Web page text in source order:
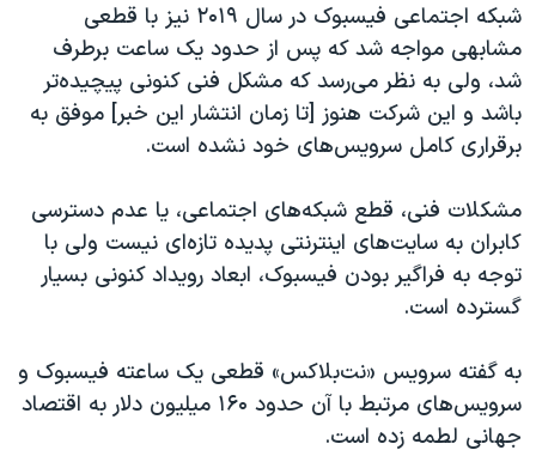
شبکه اجتماعی فیسبوک در سال ۲۰۱۹ نیز با قطعی
مشابهی مواجه شد که پس از حدود یک ساعت برطرف
شد، ولی به نظر می‌رسد که مشکل فنی کنونی پیچیده‌تر
باشد و این شرکت هنوز [تا زمان انتشار این خبر]‌ موفق به
برقراری کامل سرویس‌های خود نشده است.
مشکلات فنی، قطع شبکه‌های اجتماعی، یا عدم دسترسی
کابران به سایت‌های اینترنتی پدیده تازه‌ای نیست ولی با
توجه به فراگیر بودن فیسبوک، ابعاد رویداد کنونی بسیار
گسترده است.
به گفته سرویس «نت‌بلاکس» قطعی یک ساعته فیسبوک و
سرویس‌های مرتبط با آن حدود ۱۶۰ میلیون دلار به اقتصاد
جهانی لطمه زده است.